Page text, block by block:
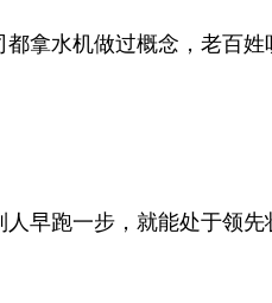
拿水机做过概念，老百
早跑一步，就能处于领